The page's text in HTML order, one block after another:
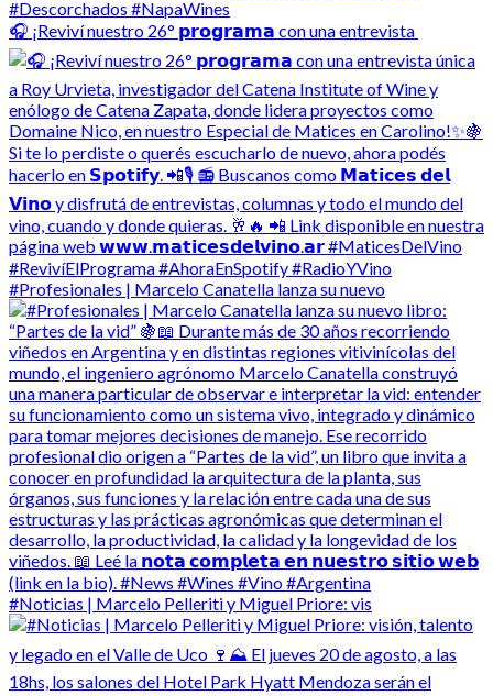
🎧 ¡Reviví nuestro 26° 𝗽𝗿𝗼𝗴𝗿𝗮𝗺𝗮 con una entrevista
#Profesionales | Marcelo Canatella lanza su nuevo
#Noticias | Marcelo Pelleriti y Miguel Priore: vis